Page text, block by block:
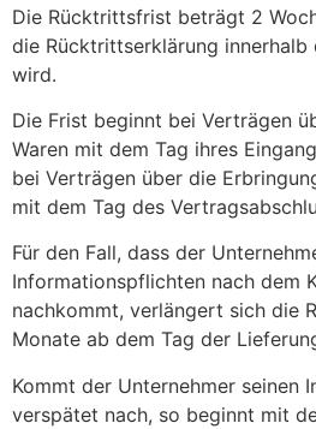
Die Rücktrittsfrist beträgt 2
die Rücktrittserklärung innerhalb
wird.
Die Frist beginnt bei Verträgen
Waren mit dem Tag ihres
bei Verträgen über die
mit dem Tag des
Für den Fall, dass der
Informationspflichten nach dem
nachkommt, verlängert sich die
Monate ab dem Tag der
Kommt der Unternehmer seinen
verspätet nach, so beginnt mit